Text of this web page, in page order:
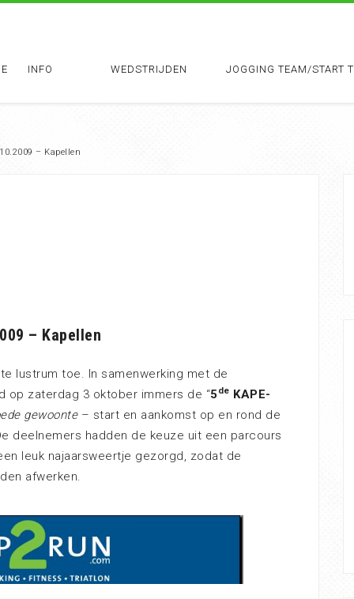
INFO WEDSTRIJDEN JOGGING TEAM/START
– Kapellen
– Kapellen
lustrum toe. In samenwerking met de
op zaterdag 3 oktober immers de “5 de KAPE-
gewoonte– start en aankomst op en rond de
deelnemers hadden de keuze uit een parcours
leuk najaarsweertje gezorgd, zodat de
afwerken.